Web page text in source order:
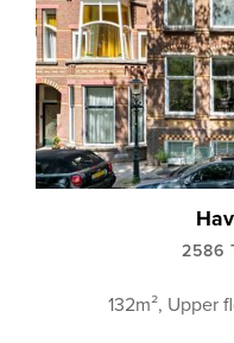
2586
132m², Upper